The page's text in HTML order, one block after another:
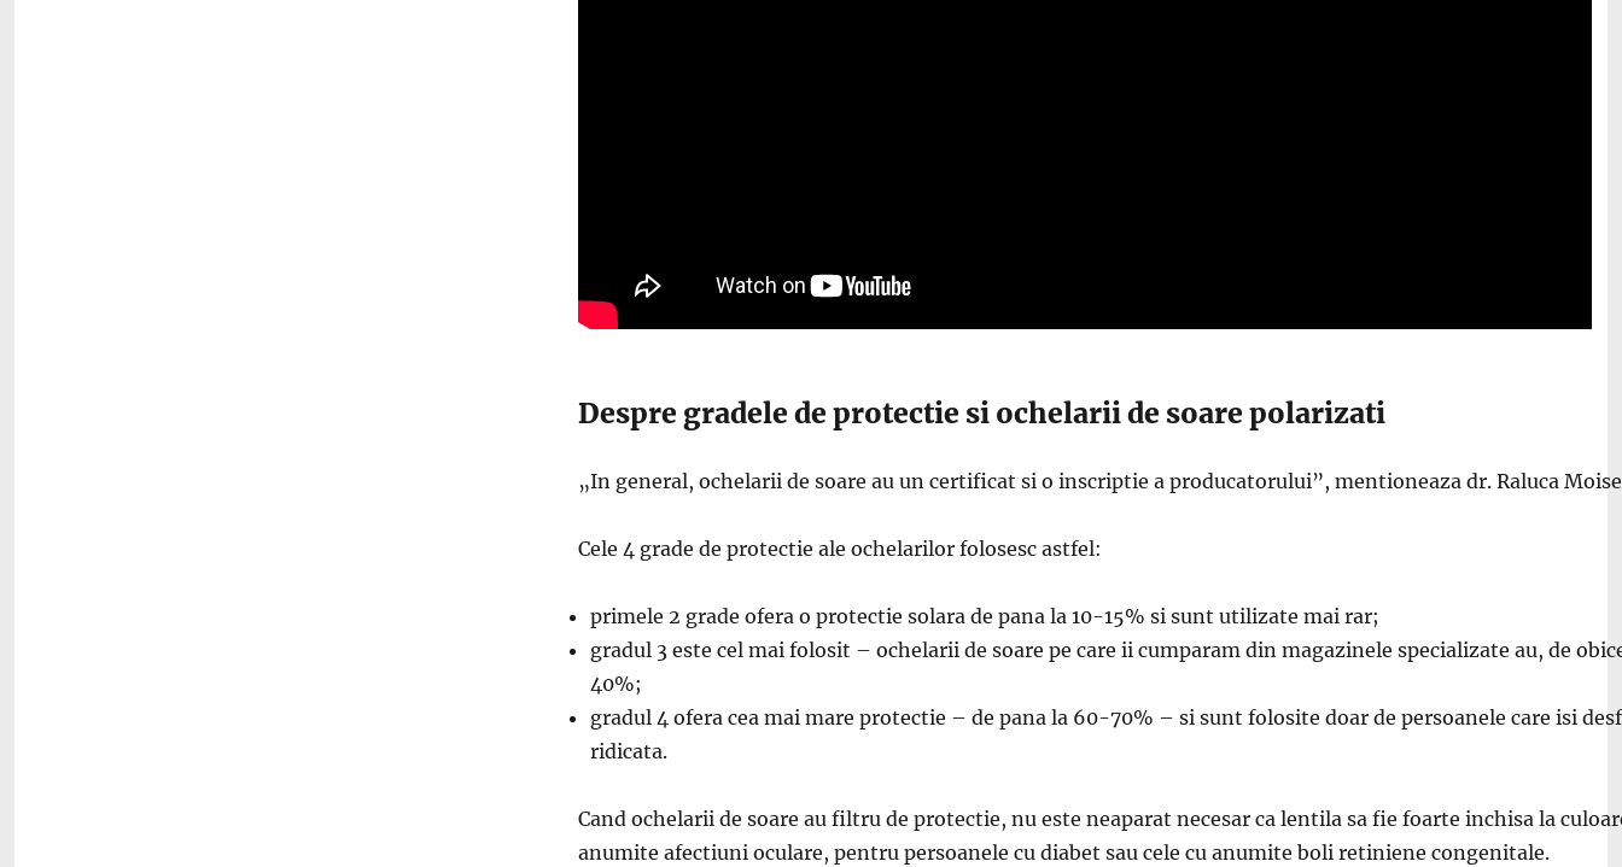
Despre gradele de protectie si ochelarii de soare polarizati
„In general, ochelarii de soare au un certificat si o inscriptie a producatorului”, mentioneaza dr. Raluca
Cele 4 grade de protectie ale ochelarilor folosesc astfel:
primele 2 grade ofera o protectie solara de pana la 10-15% si sunt utilizate mai rar;
gradul 3 este cel mai folosit – ochelarii de soare pe care ii cumparam din magazinele specializate au, de
40%;
gradul 4 ofera cea mai mare protectie – de pana la 60-70% – si sunt folosite doar de persoanele care isi
ridicata.
Cand ochelarii de soare au filtru de protectie, nu este neaparat necesar ca lentila sa fie foarte inchisa la
anumite afectiuni oculare, pentru persoanele cu diabet sau cele cu anumite boli retiniene congenitale.